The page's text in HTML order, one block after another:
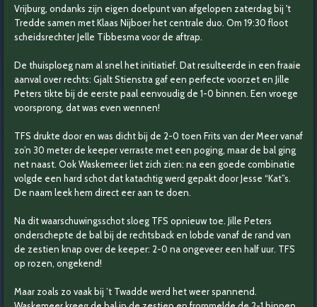
Vrijburg, ondanks zijn eigen doelpunt van afgelopen zaterdag bij 't
Tredde samen met Klaas Nijboer het centrale duo. Om 19:30 floot
scheidsrechter Jelle Tibbesma voor de aftrap.
De thuisploeg nam al snel het initiatief. Dat resulteerde in een fraaie
aanval over rechts: Gjalt Stienstra gaf een perfecte voorzet en Jille
Peters tikte bij de eerste paal eenvoudig de 1-0 binnen. Een vroege
voorsprong, dat was even wennen!
TFS drukte door en was dicht bij de 2-0 toen Frits van der Meer vanaf
zo’n 30 meter de keeper verraste met een poging, maar de bal ging
net naast. Ook Waskemeer liet zich zien: na een goede combinatie
volgde een hard schot dat katachtig werd gepakt door Jesse “Kat”s.
De naam leek hem direct eer aan te doen.
Na dit waarschuwingsschot sloeg TFS opnieuw toe. Jille Peters
onderschepte de bal bij de rechtsback en lobde vanaf de rand van
de zestien knap over de keeper: 2-0 na ongeveer een half uur. TFS
op rozen, ongekend!
Maar zoals zo vaak bij ’t Twadde werd het weer spannend.